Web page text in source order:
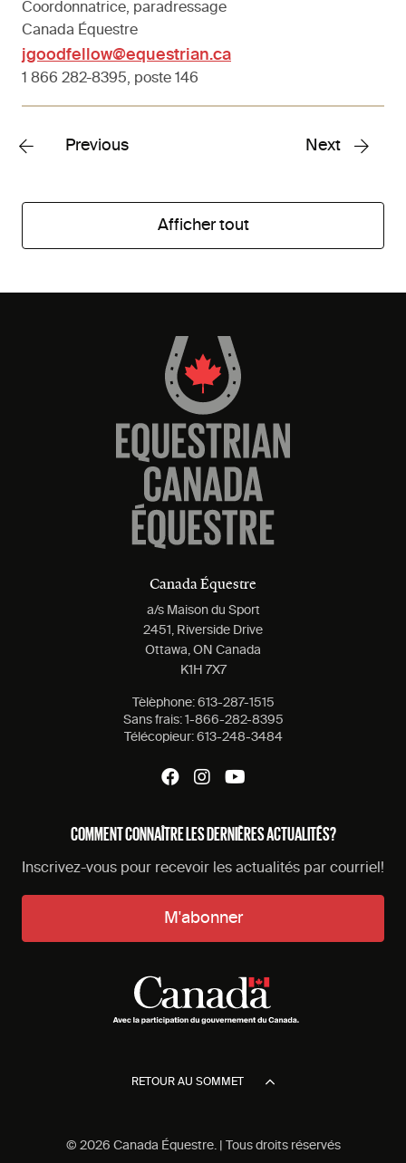
Coordonnatrice, paradressage
Canada Équestre
jgoodfellow@equestrian.ca
1 866 282-8395, poste 146
Previous Next
Afficher tout
Canada Équestre
a/s Maison du Sport
2451, Riverside Drive
Ottawa, ON Canada
K1H 7X7
Tèlèphone: 613-287-1515
Sans frais: 1-866-282-8395
Télécopieur: 613-248-3484
COMMENT CONNAÎTRE LES DERNIÈRES ACTUALITÉS?
Inscrivez-vous pour recevoir les actualités par courriel!
M'abonner
RETOUR AU SOMMET
© 2026 Canada Équestre. | Tous droits réservés